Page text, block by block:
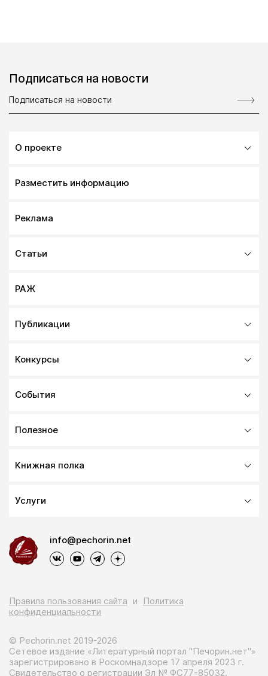
Подписаться на новости
О проекте
Разместить информацию
Реклама
Статьи
РАЖ
Публикации
Конкурсы
События
Полезное
Книжная полка
Услуги
info@pechorin.net
© Pechorin.net 2019-2026
Сетевое издание «Литературный портал "Печорин.нет"»
зарегистрировано в Роскомнадзоре 17 апреля 2023 г.
Свидетельство о регистрации Эл № ФС77-85032.
Правила пользования сайта и
Политика
конфиденциальности